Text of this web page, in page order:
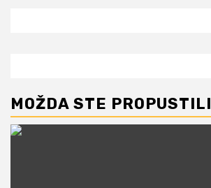
MOŽDA STE PROPUSTILI